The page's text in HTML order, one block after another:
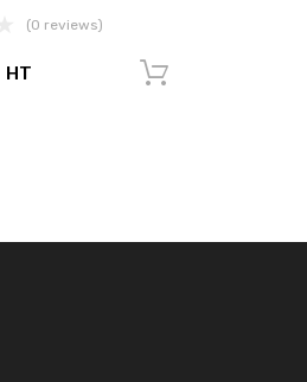
(0 reviews)
HT